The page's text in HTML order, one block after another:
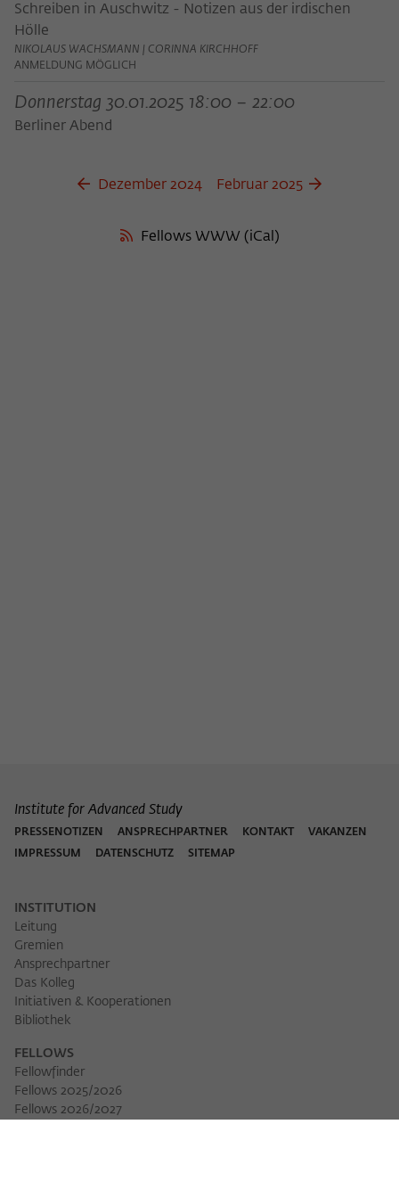
Schreiben in Auschwitz - Notizen aus der irdischen
Hölle
NIKOLAUS WACHSMANN | CORINNA KIRCHHOFF
ANMELDUNG MÖGLICH
Donnerstag 30.01.2025 18:00 – 22:00
Berliner Abend
Dezember 2024 Februar 2025
Fellows WWW (iCal)
Institute for Advanced Study
PRESSENOTIZEN ANSPRECHPARTNER KONTAKT
VAKANZEN
IMPRESSUM
DATENSCHUTZ SITEMAP
INSTITUTION
Leitung
Gremien
Ansprechpartner
Das Kolleg
Initiativen & Kooperationen
Bibliothek
FELLOWS
Fellowfinder
Fellows 2025/2026
Fellows 2026/2027
Zweck
der/die Besucher:in durch eine Verlinkung
Anbieter
den aktuellen Aufenthalt des Besuchs auf